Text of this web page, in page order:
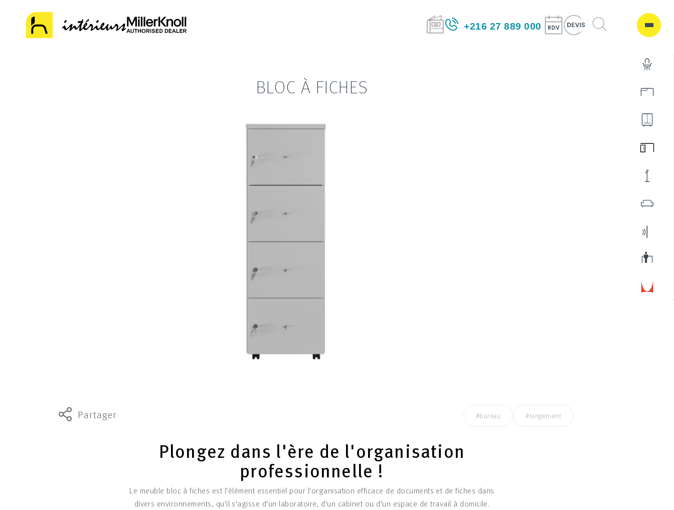
+216 27 889 000
BLOC À FICHES
#bureau #rangement
Partager
Plongez dans l'ère de l'organisation
professionnelle !
Le meuble bloc à fiches est l'élément essentiel pour l'organisation efficace de documents et de fiches dans
divers environnements, qu'il s'agisse d'un laboratoire, d'un cabinet ou d'un espace de travail à domicile.